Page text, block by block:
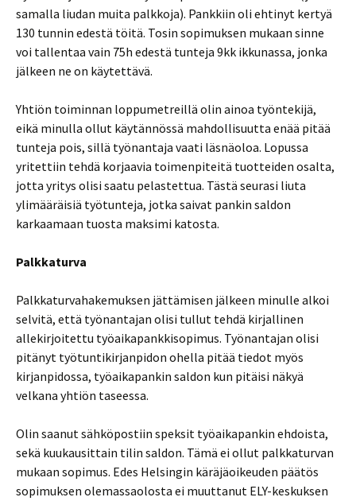
samalla liudan muita palkkoja). Pankkiin oli ehtinyt kertyä
130 tunnin edestä töitä. Tosin sopimuksen mukaan sinne
voi tallentaa vain 75h edestä tunteja 9kk ikkunassa, jonka
jälkeen ne on käytettävä.
Yhtiön toiminnan loppumetreillä olin ainoa työntekijä,
eikä minulla ollut käytännössä mahdollisuutta enää pitää
tunteja pois, sillä työnantaja vaati läsnäoloa. Lopussa
yritettiin tehdä korjaavia toimenpiteitä tuotteiden osalta,
jotta yritys olisi saatu pelastettua. Tästä seurasi liuta
ylimääräisiä työtunteja, jotka saivat pankin saldon
karkaamaan tuosta maksimi katosta.
Palkkaturva
Palkkaturvahakemuksen jättämisen jälkeen minulle alkoi
selvitä, että työnantajan olisi tullut tehdä kirjallinen
allekirjoitettu työaikapankkisopimus. Työnantajan olisi
pitänyt työtuntikirjanpidon ohella pitää tiedot myös
kirjanpidossa, työaikapankin saldon kun pitäisi näkyä
velkana yhtiön taseessa.
Olin saanut sähköpostiin speksit työaikapankin ehdoista,
sekä kuukausittain tilin saldon. Tämä ei ollut palkkaturvan
mukaan sopimus. Edes Helsingin käräjäoikeuden päätös
sopimuksen olemassaolosta ei muuttanut ELY-keskuksen